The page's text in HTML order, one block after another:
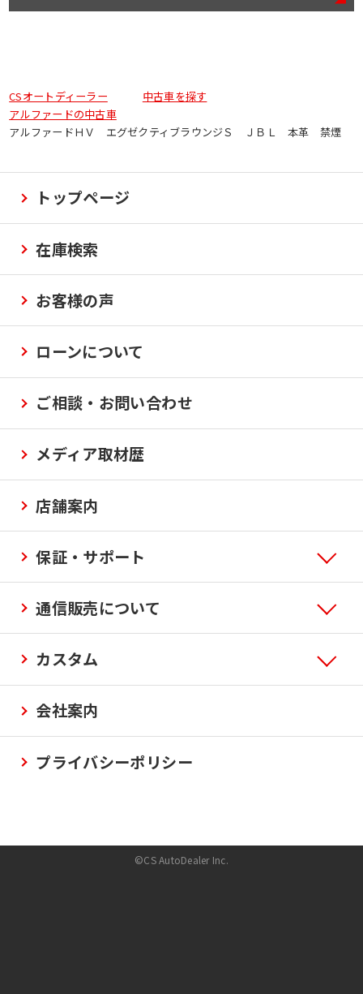
CSオートディーラー
中古車を探す
アルファードの中古車
アルファードＨＶ エグゼクティブラウンジＳ ＪＢＬ 本革 禁煙
トップページ
在庫検索
お客様の声
ローンについて
ご相談・お問い合わせ
メディア取材歴
店舗案内
保証・サポート
通信販売について
カスタム
会社案内
プライバシーポリシー
©CS AutoDealer Inc.